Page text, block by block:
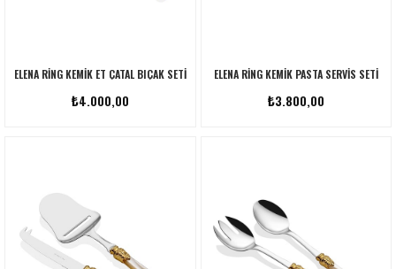
ELENA RING KEMIK ET ÇATAL BIÇAK SETI
₺4.000,00
ELENA RING KEMIK PASTA SERVIS SETI
₺3.800,00